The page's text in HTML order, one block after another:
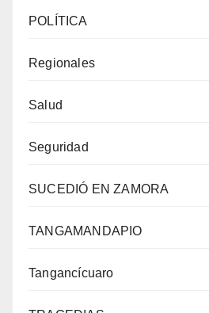
POLÍTICA
Regionales
Salud
Seguridad
SUCEDIÓ EN ZAMORA
TANGAMANDAPIO
Tangancícuaro